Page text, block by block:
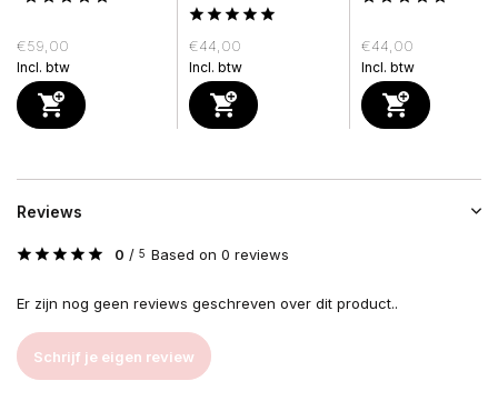
€59,00
Incl. btw
€44,00
Incl. btw
€44,00
Incl. btw
Reviews
0 / 5 Based on 0 reviews
Er zijn nog geen reviews geschreven over dit product..
Schrijf je eigen review